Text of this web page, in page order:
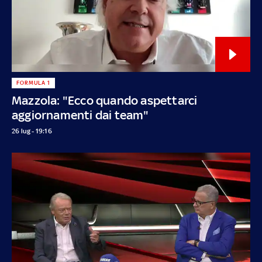
Mazzola: "Ecco quando aspettarci
aggiornamenti dai team"
FORMULA 1
26 lug - 19:16